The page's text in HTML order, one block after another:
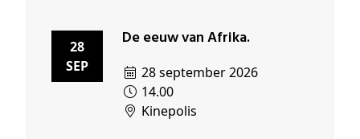
28
SEP
De eeuw van Afrika.
28 september 2026
14.00
Kinepolis